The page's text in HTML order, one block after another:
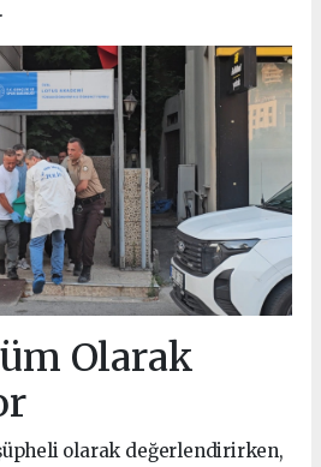
Olarak
olarak değerlendirirken,